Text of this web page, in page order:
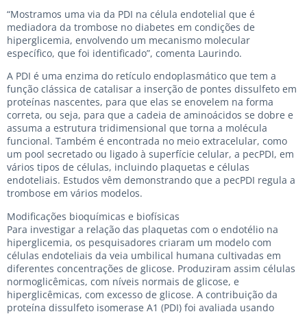
“Mostramos uma via da PDI na célula endotelial que é
mediadora da trombose no diabetes em condições de
hiperglicemia, envolvendo um mecanismo molecular
específico, que foi identificado”, comenta Laurindo.
A PDI é uma enzima do retículo endoplasmático que tem a
função clássica de catalisar a inserção de pontes dissulfeto em
proteínas nascentes, para que elas se enovelem na forma
correta, ou seja, para que a cadeia de aminoácidos se dobre e
assuma a estrutura tridimensional que torna a molécula
funcional. Também é encontrada no meio extracelular, como
um pool secretado ou ligado à superfície celular, a pecPDI, em
vários tipos de células, incluindo plaquetas e células
endoteliais. Estudos vêm demonstrando que a pecPDI regula a
trombose em vários modelos.
Modificações bioquímicas e biofísicas
Para investigar a relação das plaquetas com o endotélio na
hiperglicemia, os pesquisadores criaram um modelo com
células endoteliais da veia umbilical humana cultivadas em
diferentes concentrações de glicose. Produziram assim células
normoglicêmicas, com níveis normais de glicose, e
hiperglicêmicas, com excesso de glicose. A contribuição da
proteína dissulfeto isomerase A1 (PDI) foi avaliada usando